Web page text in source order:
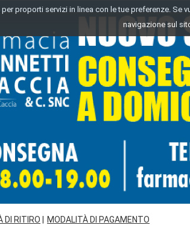
proporti servizi in linea con le tue preferenze. Se
navigazione sul
DI RITIRO MODALITÀ DI PAGAMENTO